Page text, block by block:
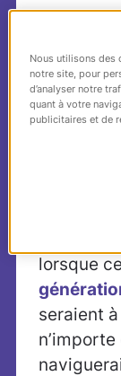
Avoir
vous un
la
être des
Cela
lorsque
seraient
Nous utilisons des
notre site, pour
d’analyser notre
quant à votre
publicitaires et de